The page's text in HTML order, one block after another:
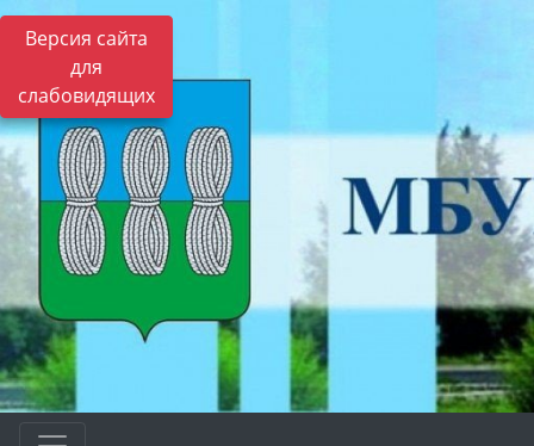
Версия сайта
для
слабовидящих